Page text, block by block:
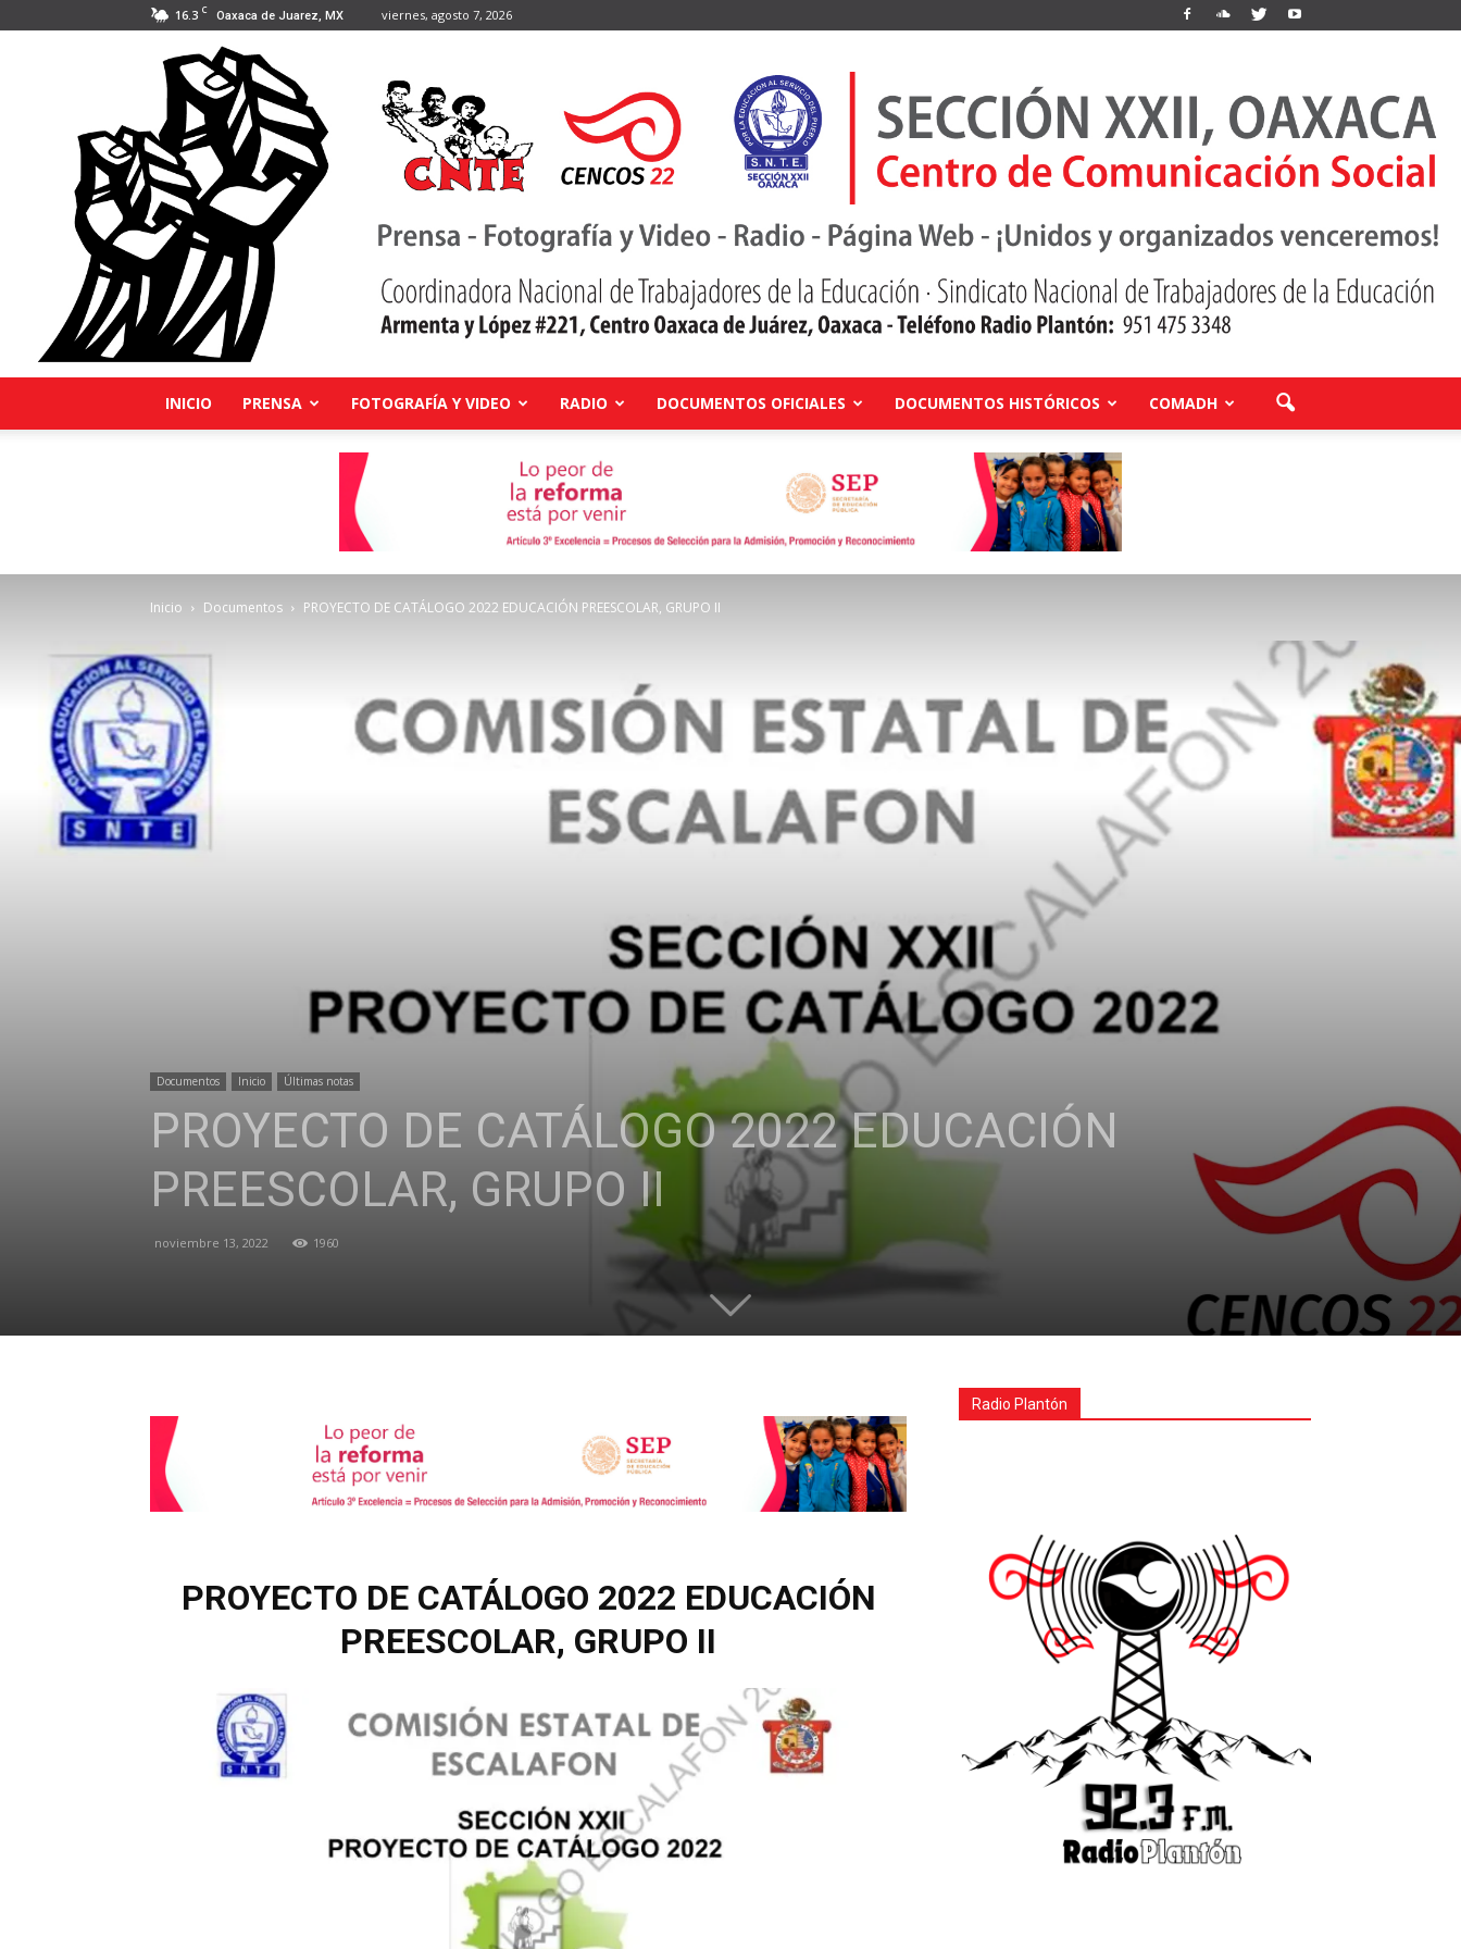
16.3 C Oaxaca de Juarez, MX viernes, agosto 7, 2026
Comunicación
de
la
Sección
INICIO PRENSA FOTOGRAFÍA Y VIDEO RADIO DOCUMENTOS OFICIALES DOCUMENTOS HISTÓRICOS COMADH
Inicio Documentos PROYECTO DE CATÁLOGO 2022 EDUCACIÓN PREESCOLAR, GRUPO II
Documentos Inicio Últimas notas
PROYECTO DE CATÁLOGO 2022 EDUCACIÓN
PREESCOLAR, GRUPO II
noviembre 13, 2022 1960
PROYECTO DE CATÁLOGO 2022 EDUCACIÓN
PREESCOLAR, GRUPO II
Radio Plantón